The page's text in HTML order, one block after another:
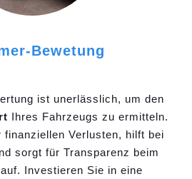
Bewetung
ist unerlässlich, um den
Ihres Fahrzeugs zu ermitteln.
Verlusten, hilft bei
sorgt für Transparenz beim
Investieren Sie in eine